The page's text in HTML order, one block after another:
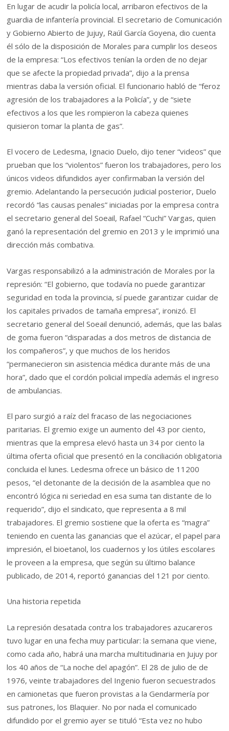
En lugar de acudir la policía local, arribaron efectivos de la
guardia de infantería provincial. El secretario de Comunicación
y Gobierno Abierto de Jujuy, Raúl García Goyena, dio cuenta
él sólo de la disposición de Morales para cumplir los deseos
de la empresa: “Los efectivos tenían la orden de no dejar
que se afecte la propiedad privada”, dijo a la prensa
mientras daba la versión oficial. El funcionario habló de “feroz
agresión de los trabajadores a la Policía”, y de “siete
efectivos a los que les rompieron la cabeza quienes
quisieron tomar la planta de gas”.
El vocero de Ledesma, Ignacio Duelo, dijo tener “videos” que
prueban que los “violentos” fueron los trabajadores, pero los
únicos videos difundidos ayer confirmaban la versión del
gremio. Adelantando la persecución judicial posterior, Duelo
recordó “las causas penales” iniciadas por la empresa contra
el secretario general del Soeail, Rafael “Cuchi” Vargas, quien
ganó la representación del gremio en 2013 y le imprimió una
dirección más combativa.
Vargas responsabilizó a la administración de Morales por la
represión: “El gobierno, que todavía no puede garantizar
seguridad en toda la provincia, sí puede garantizar cuidar de
los capitales privados de tamaña empresa”, ironizó. El
secretario general del Soeail denunció, además, que las balas
de goma fueron “disparadas a dos metros de distancia de
los compañeros”, y que muchos de los heridos
“permanecieron sin asistencia médica durante más de una
hora”, dado que el cordón policial impedía además el ingreso
de ambulancias.
El paro surgió a raíz del fracaso de las negociaciones
paritarias. El gremio exige un aumento del 43 por ciento,
mientras que la empresa elevó hasta un 34 por ciento la
última oferta oficial que presentó en la conciliación obligatoria
concluida el lunes. Ledesma ofrece un básico de 11200
pesos, “el detonante de la decisión de la asamblea que no
encontró lógica ni seriedad en esa suma tan distante de lo
requerido”, dijo el sindicato, que representa a 8 mil
trabajadores. El gremio sostiene que la oferta es “magra”
teniendo en cuenta las ganancias que el azúcar, el papel para
impresión, el bioetanol, los cuadernos y los útiles escolares
le proveen a la empresa, que según su último balance
publicado, de 2014, reportó ganancias del 121 por ciento.
Una historia repetida
La represión desatada contra los trabajadores azucareros
tuvo lugar en una fecha muy particular: la semana que viene,
como cada año, habrá una marcha multitudinaria en Jujuy por
los 40 años de “La noche del apagón”. El 28 de julio de de
1976, veinte trabajadores del Ingenio fueron secuestrados
en camionetas que fueron provistas a la Gendarmería por
sus patrones, los Blaquier. No por nada el comunicado
difundido por el gremio ayer se tituló “Esta vez no hubo